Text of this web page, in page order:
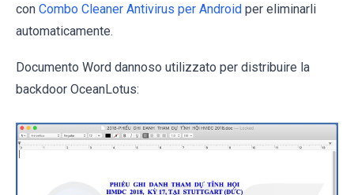
con Combo Cleaner Antivirus per Android per eliminarli
automaticamente.
Documento Word dannoso utilizzato per distribuire la
backdoor OceanLotus: